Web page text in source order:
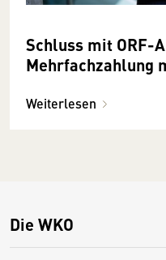
Schluss mit ORF-
Mehrfachzahlung
Weiterlesen
Die WKO